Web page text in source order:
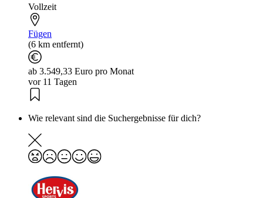
Vollzeit
Fügen
(6 km entfernt)
ab 3.549,33 Euro pro Monat
vor 11 Tagen
Wie relevant sind die Suchergebnisse für dich?